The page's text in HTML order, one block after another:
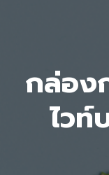
กล่อง
ไวท์